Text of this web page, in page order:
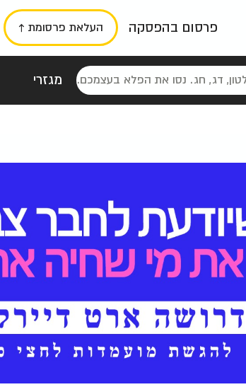
פרסום בהפסקה העלאת פרסומת ↑
מגזרי
כרזות טיפוגרפי